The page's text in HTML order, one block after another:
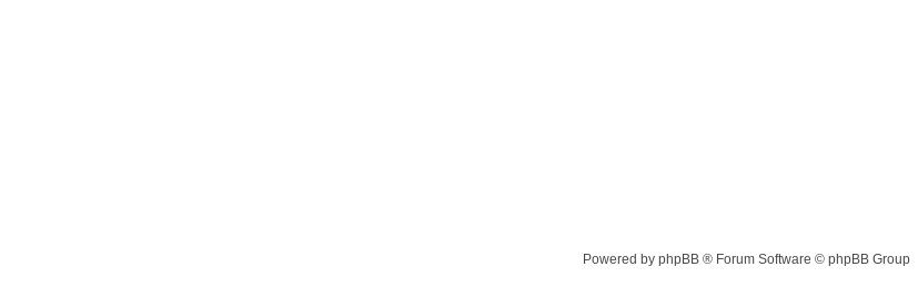
Powered by phpBB ® Forum Software © phpBB Group